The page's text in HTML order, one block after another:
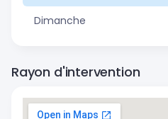
Dimanche
Rayon d'intervention